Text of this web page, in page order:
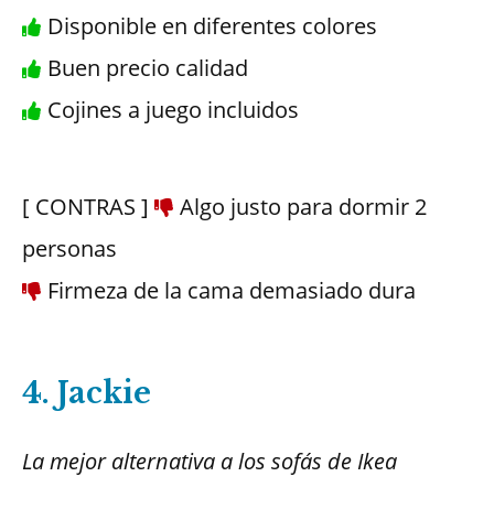
Disponible en diferentes colores
Buen precio calidad
Cojines a juego incluidos
[ CONTRAS ]
Algo justo para dormir 2
personas
Firmeza de la cama demasiado dura
4. Jackie
La mejor alternativa a los sofás de Ikea